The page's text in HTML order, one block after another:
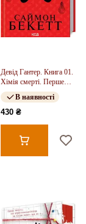
Девід Гантер. Книга 01.
Хімія смерті. Перше
розслідування
В наявності
430 ₴